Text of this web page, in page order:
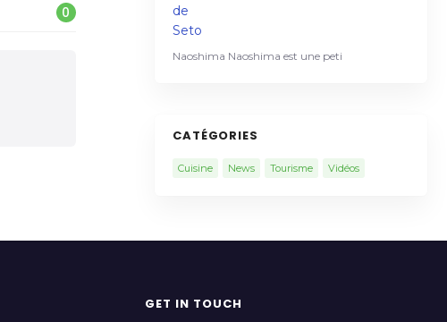
0
Naoshima Naoshima est une peti
CATÉGORIES
Cuisine News Tourisme Vidéos
GET IN TOUCH